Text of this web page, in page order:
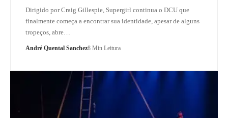
Dirigido por Craig Gillespie, Supergirl continua o DCU que
finalmente começa a encontrar sua identidade, apesar de alguns
tropeços, abre…
André Quental Sanchez8 Min Leitura